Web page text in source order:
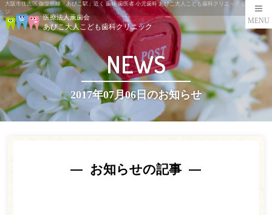
大阪市住吉区 御堂筋線「あびこ駅」近く 歯科 歯医者 小児歯科 あびこ大人こども歯科クリニック公式ペー
ジ
医療法人薫歯会
あびこ大人こども歯科クリニック
MENU
NEWS
2017年07月06日のお知らせ
お知らせの記事